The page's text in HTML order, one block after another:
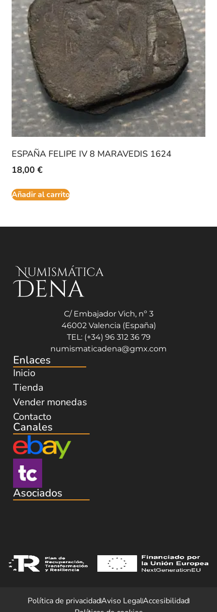
ESPAÑA FELIPE IV 8 MARAVEDIS 1624
18,00 €
Añadir al carrito
C/ Embajador Vich, nº 3
46002 Valencia (España)
TEL: (+34) 96 312 36 79
numismaticadena@gmx.com
Enlaces
Inicio
Tienda
Vender monedas
Contacto
Canales
Asociados
Política de privacidadAviso LegalAccesibilidad